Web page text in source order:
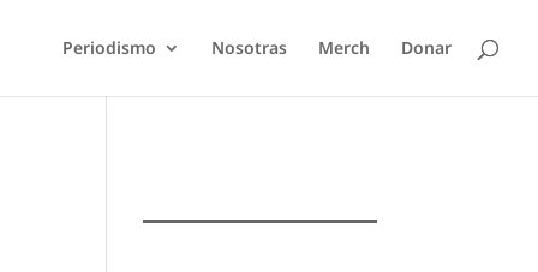
Periodismo Nosotras Merch Donar